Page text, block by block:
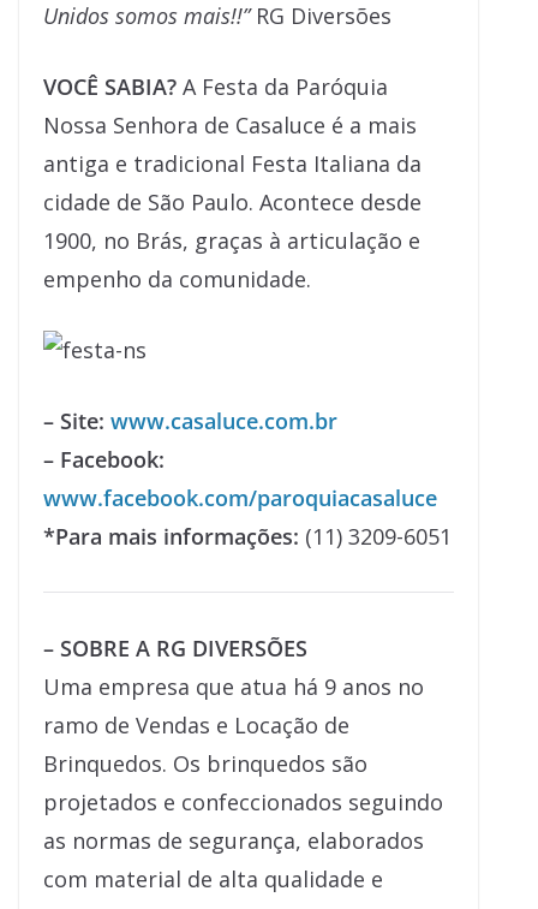
Unidos somos mais!!”RG Diversões
VOCÊ SABIA? A Festa da Paróquia
Nossa Senhora de Casaluce é a mais
antiga e tradicional Festa Italiana da
cidade de São Paulo. Acontece desde
1900, no Brás, graças à articulação e
empenho da comunidade.
– Site: www.casaluce.com.br
– Facebook:
www.facebook.com/paroquiacasaluce
*Para mais informações: (11) 3209-6051
– SOBRE A RG DIVERSÕES
Uma empresa que atua há 9 anos no
ramo de Vendas e Locação de
Brinquedos. Os brinquedos são
projetados e confeccionados seguindo
as normas de segurança, elaborados
com material de alta qualidade e